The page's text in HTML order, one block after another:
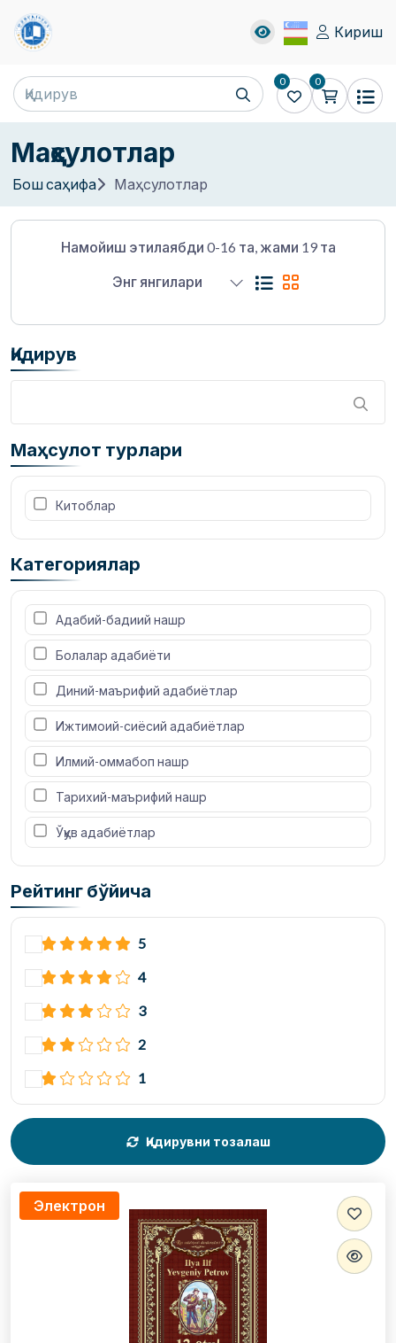
Кириш
0 0
Маҳсулотлар
Бош саҳифа Маҳсулотлар
Намойиш этилаябди 0-16 та, жами 19 та
Энг янгилари
Қидирув
Маҳсулот турлари
Китоблар
Категориялар
Адабий-бадиий нашр
Болалар адабиёти
Диний-маърифий адабиётлар
Ижтимоий-сиёсий адабиётлар
Илмий-оммабоп нашр
Тарихий-маърифий нашр
Ўқув адабиётлар
Рейтинг бўйича
5
4
3
2
1
Қидирувни тозалаш
Электрон